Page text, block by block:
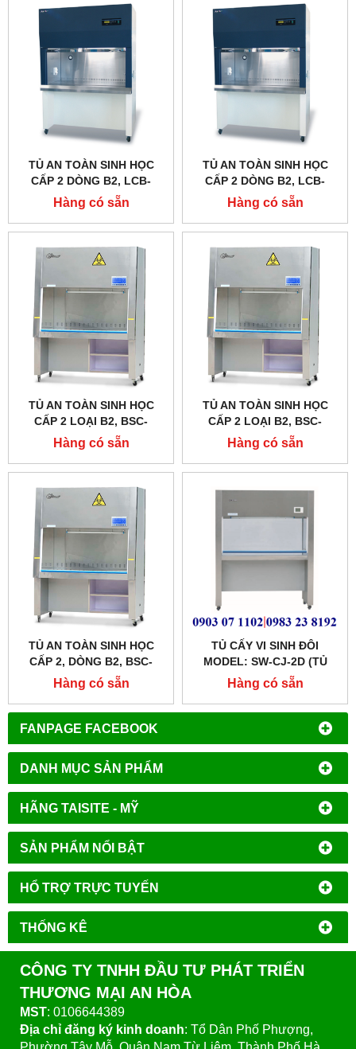
FANPAGE FACEBOOK
DANH MỤC SẢN PHẨM
HÃNG TAISITE - MỸ
SẢN PHẨM NỔI BẬT
HỔ TRỢ TRỰC TUYẾN
THỐNG KÊ
TỦ AN TOÀN SINH HỌC
CẤP 2 DÒNG B2, LCB-
1203B-B2, DAIHAN
LABTECH - HÀN QUỐC
Hàng có sẵn
TỦ AN TOÀN SINH HỌC
CẤP 2 DÒNG B2, LCB-
903B-B2, DAIHAN
LABTECH - HÀN QUỐC
Hàng có sẵn
TỦ AN TOÀN SINH HỌC
CẤP 2 LOẠI B2, BSC-
1600IIB2, KÍCH THƯỚC 1.6
MÉT
Hàng có sẵn
TỦ AN TOÀN SINH HỌC
CẤP 2 LOẠI B2, BSC-
1300IIB2,KÍCH THƯỚC 1.3
MÉT
Hàng có sẵn
TỦ AN TOÀN SINH HỌC
CẤP 2, DÒNG B2, BSC-
1000IIB2
Hàng có sẵn
TỦ CẤY VI SINH ĐÔI
MODEL: SW-CJ-2D (TỦ
CẤY ĐÔI)
Hàng có sẵn
CÔNG TY TNHH ĐẦU TƯ PHÁT TRIỂN
THƯƠNG MẠI AN HÒA
MST: 0106644389
Địa chỉ đăng ký kinh doanh: Tổ Dân Phố Phượng,